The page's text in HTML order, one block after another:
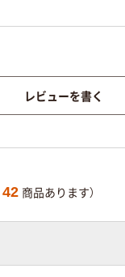
レビューを書く
42 商品あります）